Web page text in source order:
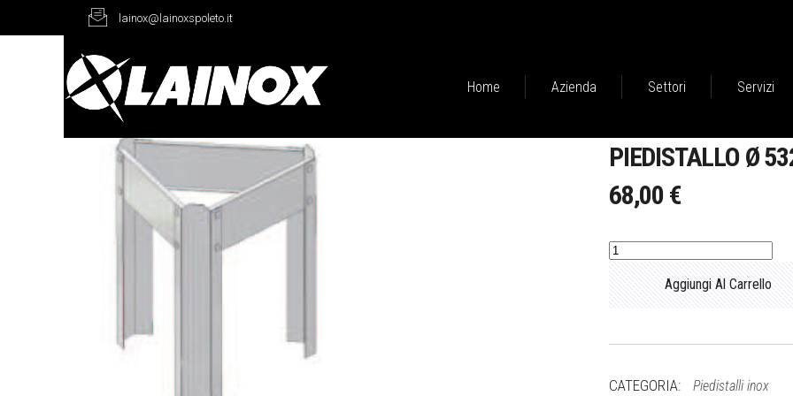
lainox@lainoxspoleto.it
Home Azienda Settori Servizi
PIEDISTALLO Ø
68,00 €
Piedistallo
Ø
532
Aggiungi Al Carrello
CATEGORIA: Piedistalli inox